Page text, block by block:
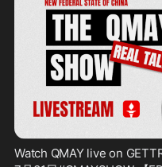
Watch QMAY live on